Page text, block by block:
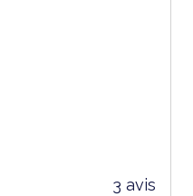
3 avis